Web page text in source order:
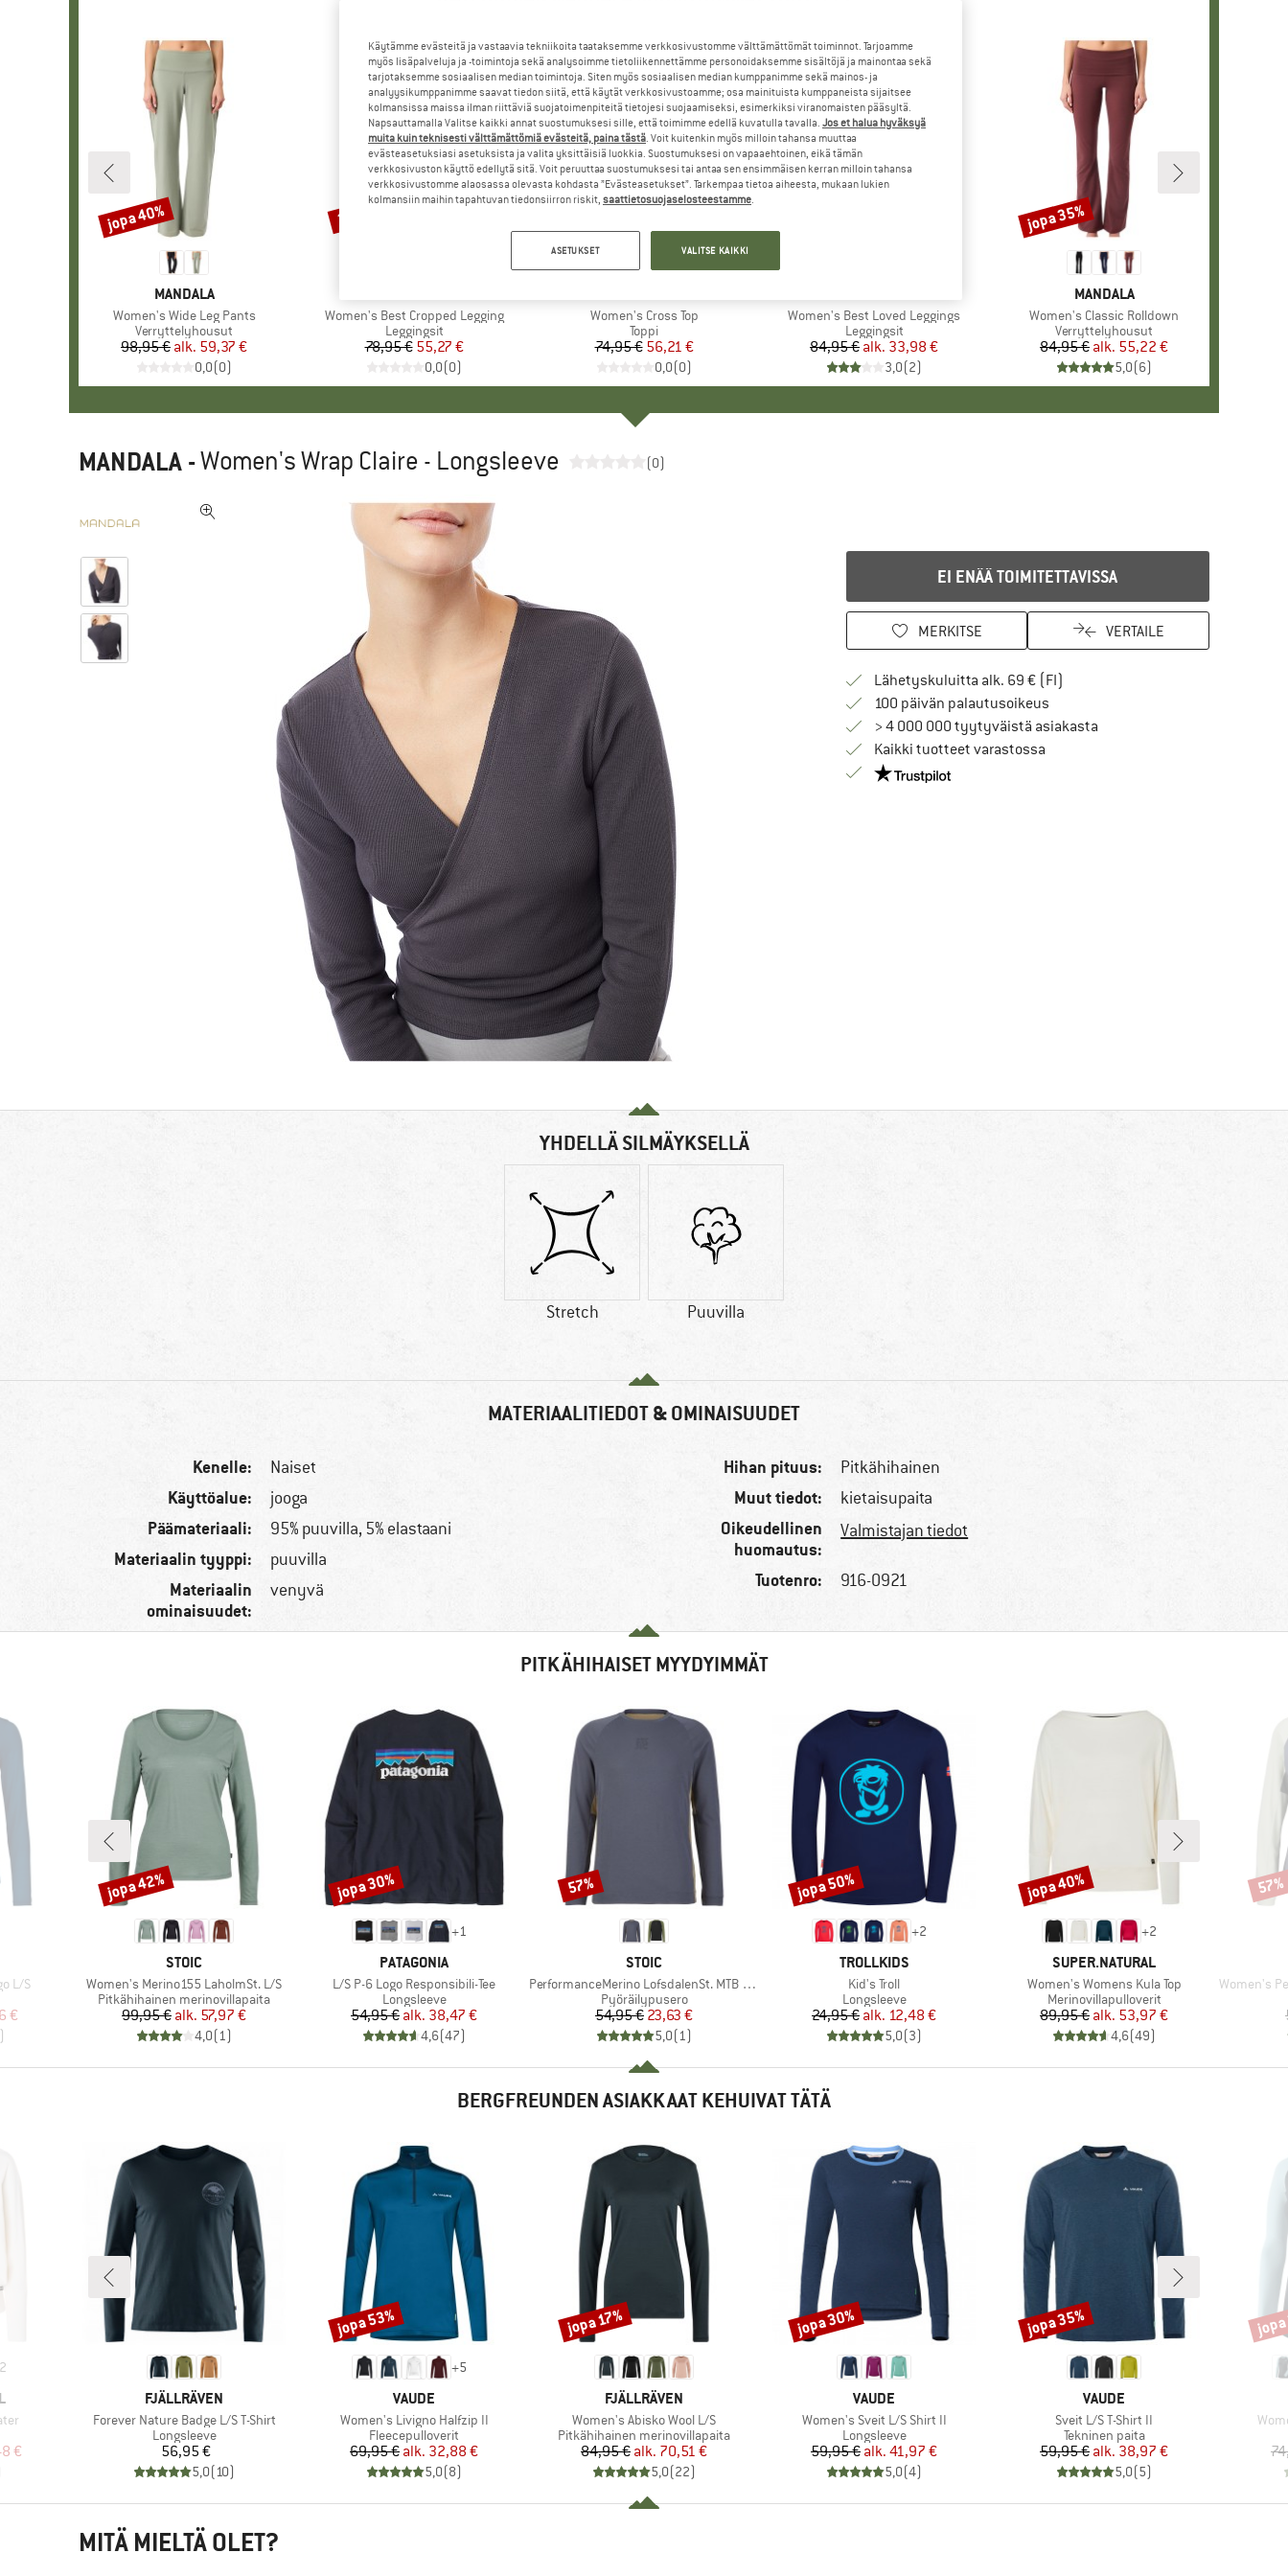
MERKKI
MANDALA
Tuote
Women's Wide Leg Pants
Tuoteryhmä
Verryttelyhousut
Hinta
98,95 € Alennettu hinta
alk. 59,37 €
0,0(0)
Alennus
jopa 40%
Tuote
Women's Best Cropped Legging
Tuoteryhmä
Leggingsit
Hinta
78,95 € Alennettu hinta
55,27 €
0,0(0)
Alennus
30%
Tuote
Women's Cross Top
Tuoteryhmä
Toppi
Hinta
74,95 € Alennettu hinta
56,21 €
0,0(0)
Tuote
Women's Best Loved Leggings
Tuoteryhmä
Leggingsit
Hinta
84,95 € Alennettu hinta
alk. 33,98 €
3,0(2)
MERKKI
MANDALA
Tuote
Women's Classic Rolldown
Tuoteryhmä
Verryttelyhousut
Hinta
84,95 € Alennettu hinta
alk. 55,22 €
5,0(6)
Alennus
jopa 35%
MANDALA -Women's Wrap Claire - Longsleeve (0)
EI ENÄÄ TOIMITETTAVISSA
MERKITSE VERTAILE
Lähetyskuluitta alk. 69 € (FI)
100 päivän palautusoikeusSiirry palautusoikeuteen täältä
> 4 000 000 tyytyväistä asiakasta
Kaikki tuotteet varastossa
Meillä on Trustpilot -sertifiointi - lue lisää tästä!
YHDELLÄ SILMÄYKSELLÄ
Stretch Puuvilla
MATERIAALITIEDOT & OMINAISUUDET
Kenelle: Naiset
Käyttöalue: jooga
Päämateriaali: 95% puuvilla, 5% elastaani
Materiaalin tyyppi: puuvilla
Materiaalin
ominaisuudet:
venyvä
Hihan pituus: Pitkähihainen
Muut tiedot: kietaisupaita
Oikeudellinen
huomautus:
Valmistajan tiedot
Tuotenro: 916-0921
PITKÄHIHAISET MYYDYIMMÄT
L/S
hinta
€
MERKKI
STOIC
Tuote
Women's Merino155 LaholmSt. L/S
Tuoteryhmä
Pitkähihainen merinovillapaita
Hinta
99,95 € Alennettu hinta
alk. 57,97 €
4,0(1)
Alennus
jopa 42%
+1
MERKKI
PATAGONIA
Tuote
L/S P-6 Logo Responsibili-Tee
Tuoteryhmä
Longsleeve
Hinta
54,95 € Alennettu hinta
alk. 38,47 €
4,6(47)
Alennus
jopa 30%
MERKKI
STOIC
Tuote
PerformanceMerino LofsdalenSt. MTB L/S
Tuoteryhmä
Pyöräilypusero
Hinta
54,95 €Alennettu hinta
23,63 €
5,0(1)
Alennus
57%
+2
MERKKI
TROLLKIDS
Tuote
Kid's Troll
Tuoteryhmä
Longsleeve
Hinta
24,95 € Alennettu hinta
alk. 12,48 €
5,0(3)
Alennus
jopa 50%
+2
MERKKI
SUPER.NATURAL
Tuote
Women's Womens Kula Top
Tuoteryhmä
Merinovillapulloverit
Hinta
89,95 € Alennettu hinta
alk. 53,97 €
4,6(49)
Alennus
jopa 40%
Tuote
Women's
57%
BERGFREUNDEN ASIAKKAAT KEHUIVAT TÄTÄ
2
hinta
€
MERKKI
FJÄLLRÄVEN
Tuote
Forever Nature Badge L/S T-Shirt
Tuoteryhmä
Longsleeve
Hinta
56,95 €
5,0(10)
+5
MERKKI
VAUDE
Tuote
Women's Livigno Halfzip II
Tuoteryhmä
Fleecepulloverit
Hinta
69,95 € Alennettu hinta
alk. 32,88 €
5,0(8)
Alennus
jopa 53%
MERKKI
FJÄLLRÄVEN
Tuote
Women's Abisko Wool L/S
Tuoteryhmä
Pitkähihainen merinovillapaita
Hinta
84,95 € Alennettu hinta
alk. 70,51 €
5,0(22)
Alennus
jopa 17%
MERKKI
VAUDE
Tuote
Women's Sveit L/S Shirt II
Tuoteryhmä
Longsleeve
Hinta
59,95 € Alennettu hinta
alk. 41,97 €
5,0(4)
Alennus
jopa 30%
MERKKI
VAUDE
Tuote
Sveit L/S T-Shirt II
Tuoteryhmä
Tekninen paita
Hinta
59,95 € Alennettu hinta
alk. 38,97 €
5,0(5)
Alennus
jopa 35%
Tuote
MITÄ MIELTÄ OLET?
Käytämme evästeitä ja vastaavia tekniikoita taataksemme verkkosivustomme välttämättömät toiminnot. Tarjoamme
myös lisäpalveluja ja -toimintoja sekä analysoimme tietoliikennettämme personoidaksemme sisältöjä ja mainontaa sekä
tarjotaksemme sosiaalisen median toimintoja. Siten myös sosiaalisen median kumppanimme sekä mainos- ja
analyysikumppanimme saavat tiedon siitä, että käytät verkkosivustoamme; osa mainituista kumppaneista sijaitsee
kolmansissa maissa ilman riittäviä suojatoimenpiteitä tietojesi suojaamiseksi, esimerkiksi viranomaisten pääsyltä.
Napsauttamalla Valitse kaikki annat suostumuksesi sille, että toimimme edellä kuvatulla tavalla. Jos et halua hyväksyä
muita kuin teknisesti välttämättömiä evästeitä, paina tästä. Voit kuitenkin myös milloin tahansa muuttaa
evästeasetuksiasi asetuksista ja valita yksittäisiä luokkia. Suostumuksesi on vapaaehtoinen, eikä tämän
verkkosivuston käyttö edellytä sitä. Voit peruuttaa suostumuksesi tai antaa sen ensimmäisen kerran milloin tahansa
verkkosivustomme alaosassa olevasta kohdasta ”Evästeasetukset”. Tarkempaa tietoa aiheesta, mukaan lukien
kolmansiin maihin tapahtuvan tiedonsiirron riskit, saattietosuojaselosteestamme.
ASETUKSET VALITSE KAIKKI